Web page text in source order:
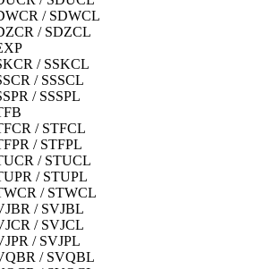
/ SDWCL
/ SDZCL
/ SSKCL
/ SSSCL
/ SSSPL
/ STFCL
/ STFPL
/ STUCL
/ STUPL
/ STWCL
/ SVJBL
/ SVJCL
/ SVJPL
/ SVQBL